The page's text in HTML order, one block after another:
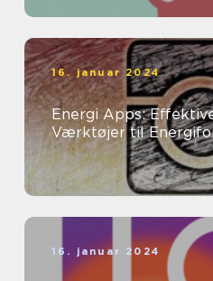
16. januar 2024
Energi Apps:
Værktøjer til
16. januar 2024